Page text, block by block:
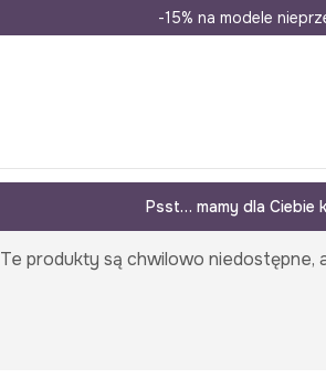
Wysyłka nawet w 24h
-15% na modele
Psst… mamy dla Ciebie
Te produkty są chwilowo niedostępne,